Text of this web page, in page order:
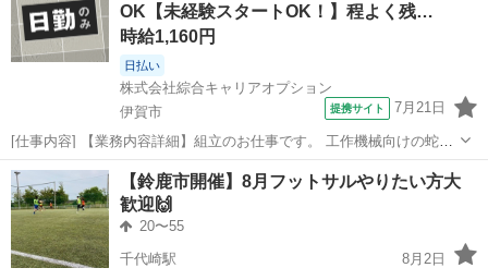
OK【未経験スタートOK！】程よく残…
時給1,160円
日払い
株式会社綜合キャリアオプション
伊賀市
提携サイト 7月21日
[仕事内容] 【業務内容詳細】組立のお仕事です。 工作機械向けの蛇腹
を製造している企業様で組立をしていただきます。 【取扱製品情報】
工作機械向けの蛇腹 。＋お仕事探しはコンシェルスタッフにおまかせ
＋。 あなたのお仕事探し...
三重 伊賀市 工場
【鈴鹿市開催】8月フットサルやりたい方大
歓迎🙌
20〜55
千代崎駅
8月2日